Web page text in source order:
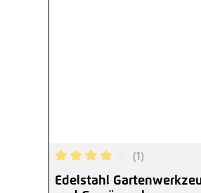
Durchschnittliche
(1)
Edelstahl